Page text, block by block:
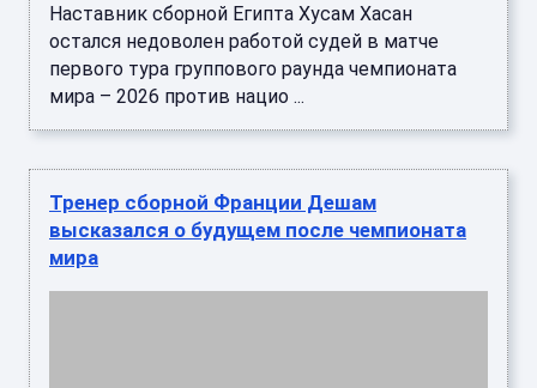
Наставник сборной Египта Хусам Хасан
остался недоволен работой судей в матче
первого тура группового раунда чемпионата
мира – 2026 против нацио ...
Тренер сборной Франции Дешам
высказался о будущем после чемпионата
мира